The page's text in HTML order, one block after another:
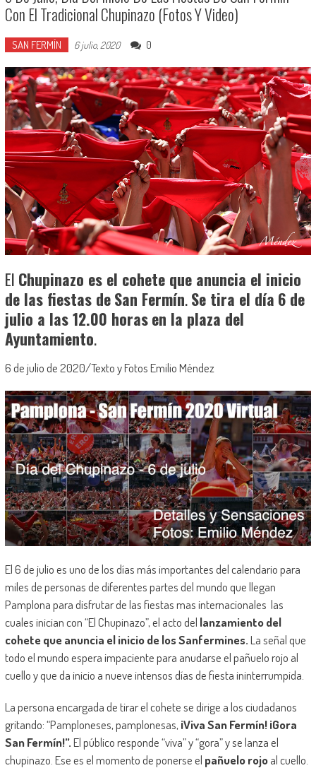
Con El Tradicional Chupinazo (Fotos Y Video)
SAN FERMÍN 6 julio, 2020 0
El Chupinazo es el cohete que anuncia el inicio
de las fiestas deSan Fermín.Se tira el día 6 de
julio a las 12.00 horasen la plaza del
Ayuntamiento.
6 de julio de 2020/Texto y Fotos Emilio Méndez
El 6 de julio es uno de los días más importantes del calendario para
miles de personas de diferentes partes del mundo que llegan
Pamplona para disfrutar de las fiestas mas internacionales las
cuales inician con “El Chupinazo”, el acto del lanzamiento del
cohete que anuncia el inicio de los Sanfermines.La señal que
todo el mundo espera impaciente para anudarse el pañuelo rojo al
cuello y que da inicio a nueve intensos días de fiesta ininterrumpida.
La persona encargada de tirar el cohete se dirige a los ciudadanos
gritando: “Pamploneses, pamplonesas, ¡Viva San Fermín! ¡Gora
San Fermín!”.El público responde “viva” y “gora” y se lanza el
chupinazo. Ese es el momento de ponerse el pañuelo rojoal cuello.